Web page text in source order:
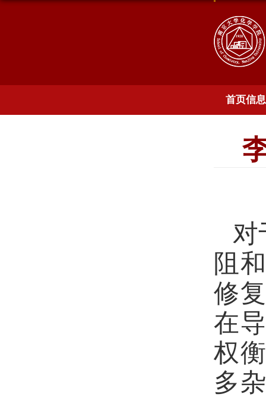
首页信息
对
阻
修
在
权
多